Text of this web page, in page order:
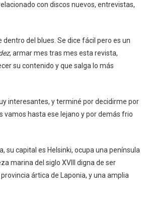
con discos nuevos, entrevistas,
del blues. Se dice fácil pero es un
, armar mes tras mes esta revista,
su contenido y que salga lo más
interesantes, y terminé por decidirme por
vamos hasta ese lejano y por demás frio
su capital es Helsinki, ocupa una península
marina del siglo XVlll digna de ser
ártica de Laponia, y una amplia